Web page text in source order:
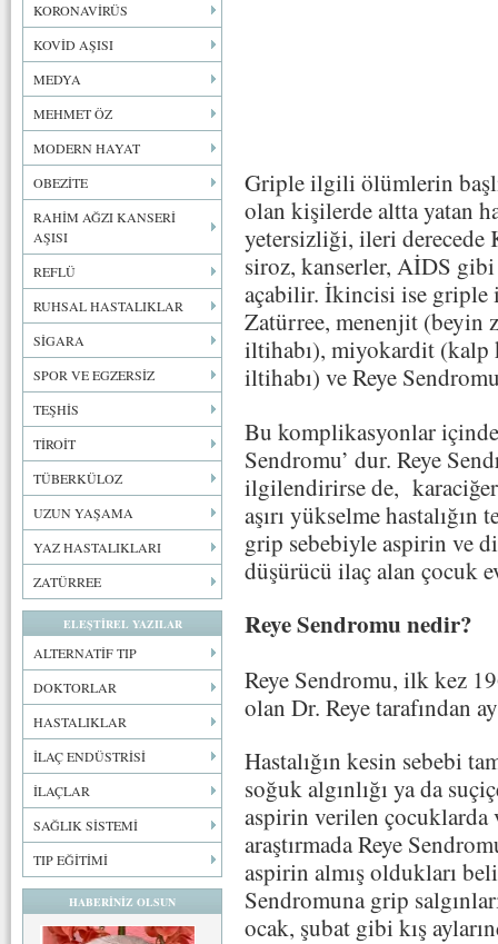
KORONAVİRÜS
KOVİD AŞISI
MEDYA
MEHMET ÖZ
MODERN HAYAT
OBEZİTE
RAHİM AĞZI KANSERİ
AŞISI
REFLÜ
RUHSAL HASTALIKLAR
SİGARA
SPOR VE EGZERSİZ
TEŞHİS
TİROİT
TÜBERKÜLOZ
UZUN YAŞAMA
YAZ HASTALIKLARI
ZATÜRREE
ELEŞTİREL YAZILAR
ALTERNATİF TIP
DOKTORLAR
HASTALIKLAR
İLAÇ ENDÜSTRİSİ
İLAÇLAR
SAĞLIK SİSTEMİ
TIP EĞİTİMİ
HABERİNİZ OLSUN
Griple ilgili ölümlerin
olan kişilerde altta yatan
yetersizliği, ileri
siroz, kanserler, AİDS
açabilir. İkincisi ise
Zatürree, menenjit (beyin
iltihabı), miyokardit (kalp
iltihabı) ve Reye
Bu komplikasyonlar
Sendromu’ dur. Reye
ilgilendirirse de,
aşırı yükselme
grip sebebiyle aspirin ve
düşürücü ilaç alan çocuk
Reye Sendromu nedir?
Reye Sendromu, ilk kez
olan Dr. Reye tarafından
Hastalığın kesin sebebi
soğuk algınlığı ya da
aspirin verilen
araştırmada Reye
aspirin almış oldukları
Sendromuna grip
ocak, şubat gibi kış